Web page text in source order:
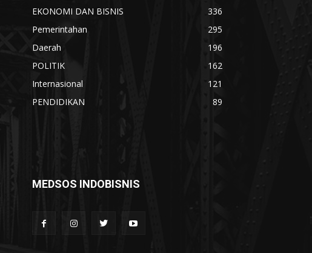
EKONOMI DAN BISNIS
336
Pemerintahan
295
Daerah
196
POLITIK
162
Internasional
121
PENDIDIKAN
89
MEDSOS INDOBISNIS